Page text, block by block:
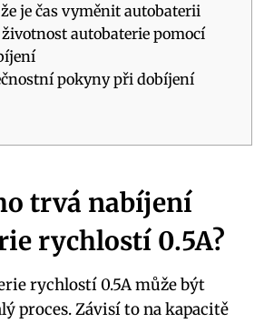
je čas vyměnit autobaterii
autobaterie pomocí
pokyny při dobíjení
trvá nabíjení
rychlostí 0.5A?
rychlostí 0.5A může být
proces. Závisí to na kapacitě